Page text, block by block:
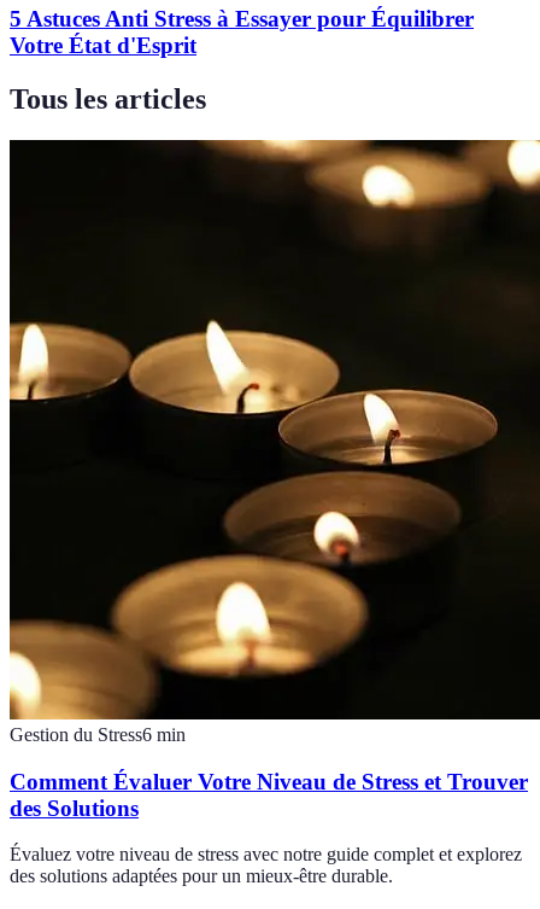
5 Astuces Anti Stress à Essayer pour Équilibrer
Votre État d'Esprit
Tous les articles
Gestion du Stress6 min
Comment Évaluer Votre Niveau de Stress et Trouver
des Solutions
Évaluez votre niveau de stress avec notre guide complet et explorez
des solutions adaptées pour un mieux-être durable.